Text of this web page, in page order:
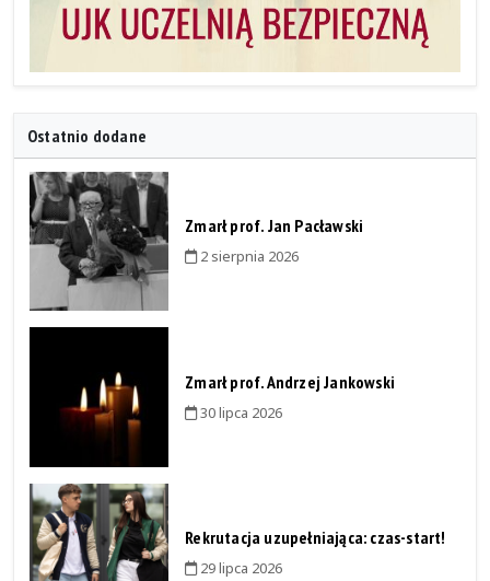
Ostatnio dodane
Zmarł prof. Jan Pacławski
2 sierpnia 2026
Zmarł prof. Andrzej Jankowski
30 lipca 2026
Rekrutacja uzupełniająca: czas-start!
29 lipca 2026